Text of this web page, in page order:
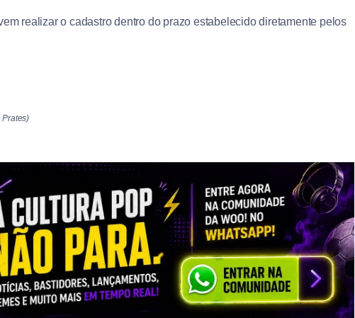
realizar o cadastro dentro do prazo estabelecido diretamente pelos
Prates)